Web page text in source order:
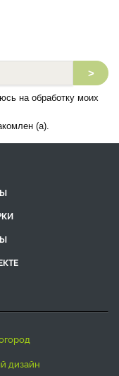
>
на обработку моих
(а).
дизайн